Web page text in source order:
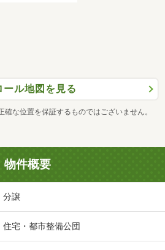
ール地図を見る
な位置を保証するものではございません。
物件概要
分譲
住宅・都市整備公団